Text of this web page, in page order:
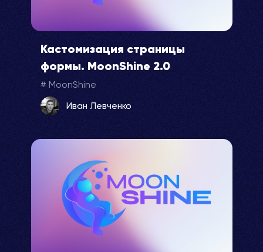
Кастомизация страницы
формы. MoonShine 2.0
MoonShine
Иван Левченко